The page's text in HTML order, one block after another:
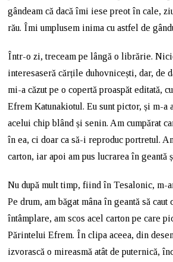
gândeam că dacă îmi iese preot în cale,
rău. Îmi umplusem inima cu astfel de
Într-o zi, treceam pe lângă o librărie.
interesaseră cărțile duhovnicești, dar, de
mi-a căzut pe o copertă proaspăt editată,
Efrem Katunakiotul. Eu sunt pictor, și m-a
acelui chip blând și senin. Am cumpărat
în ea, ci doar ca să-i reproduc portretul.
carton, iar apoi am pus lucrarea în geantă
Nu după mult timp, fiind în Tesalonic, m-
Pe drum, am băgat mâna în geantă să caut
întâmplare, am scos acel carton pe care
Părintelui Efrem. În clipa aceea, din
izvorască o mireasmă atât de puternică,